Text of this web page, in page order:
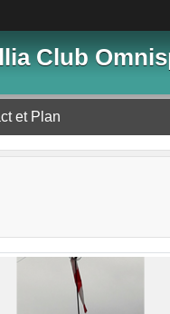
Club
et Plan